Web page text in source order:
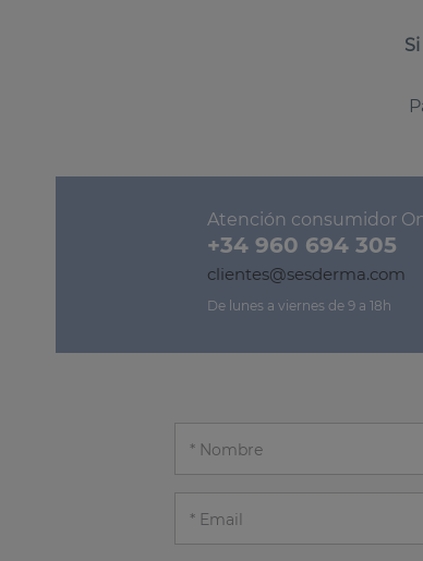
Atención consumidor
+34 960 694 305
clientes@sesderma.com
De lunes a viernes de 9 a 18h
Nombre
Email